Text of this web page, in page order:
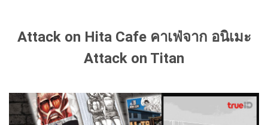
Attack on Hita Cafe คาเฟ่จาก อนิเมะ
Attack on Titan